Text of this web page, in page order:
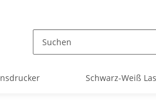
Schwarz-Weiß